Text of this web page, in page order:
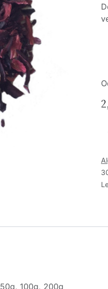
50g, 100g, 200g